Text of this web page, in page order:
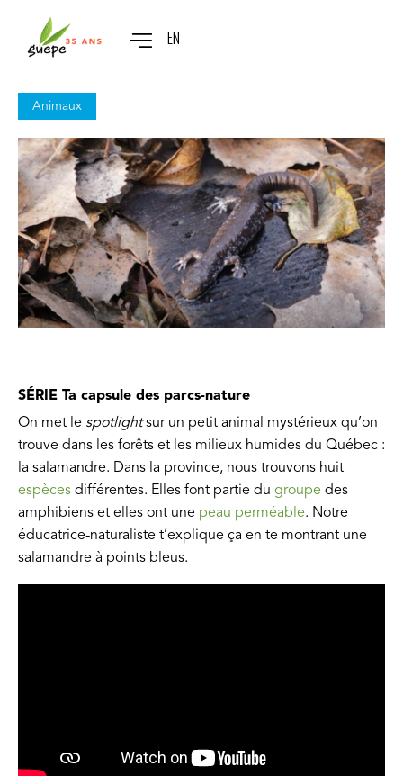
EN
Animaux
SÉRIE Ta capsule des parcs-nature
On met le spotlightsur un petit animal mystérieux qu’on
trouve dans les forêts et les milieux humides du Québec :
la salamandre. Dans la province, nous trouvons huit
espèces différentes. Elles font partie du groupe des
amphibiens et elles ont une peau perméable. Notre
éducatrice-naturaliste t’explique ça en te montrant une
salamandre à points bleus.